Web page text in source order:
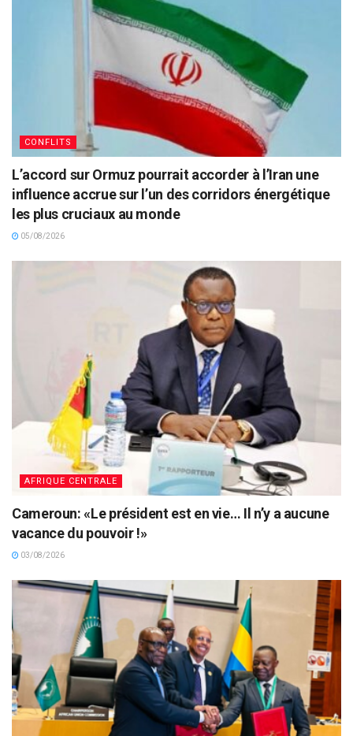
CONFLITS
L’accord sur Ormuz pourrait accorder à l’Iran une
influence accrue sur l’un des corridors énergétique
les plus cruciaux au monde
05/08/2026
AFRIQUE CENTRALE
Cameroun: «Le président est en vie… Il n’y a aucune
vacance du pouvoir !»
03/08/2026